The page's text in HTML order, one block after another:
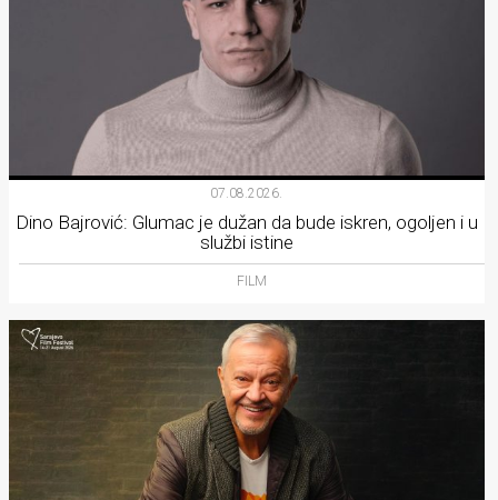
07.08.2026.
Dino Bajrović: Glumac je dužan da bude iskren, ogoljen i u
službi istine
FILM